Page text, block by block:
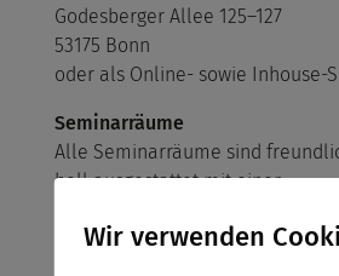
Godesberger Allee 125–127
53175 Bonn
oder als Online- sowie Inhouse-
Seminarräume
Alle Seminarräume sind
hell ausgestattet mit einer
Wir verwenden